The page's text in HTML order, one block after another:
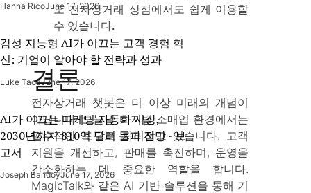
모 전자상거래 상점에서도 쉽게 이용할
수 있습니다.
결론
전자상거래 챗봇은 더 이상 미래의 개념이
아닙니다. 오늘날 디지털 소매업 환경에서는
필수적인 도구로 자리잡고 있습니다. 고객
지원을 개선하고, 판매를 촉진하며, 운영을
간소화하는 데 중요한 역할을 합니다.
MagicTalk와 같은 AI 기반 솔루션을 통해 기
Hanna RicoJune 17, 2026
감성 지능형 AI가 이끄는 고객 경험 혁
신: 기업이 알아야 할 전략과 성과
Luke TaocJune 17, 2026
AI가 이끄는 마케팅 자동화 시장,
2030년까지 810억 달러 돌파 전망 - 보
고서
Joseph BandoyJune 17, 2026